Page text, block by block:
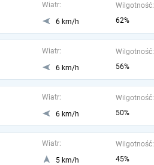
Wiatr:
6 km/h
Wilgotność:
62%
Wiatr:
6 km/h
Wilgotność:
56%
Wiatr:
6 km/h
Wilgotność:
50%
Wiatr:
5 km/h
Wilgotność:
45%